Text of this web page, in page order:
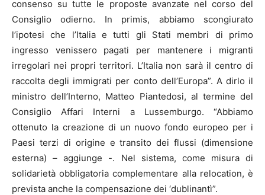
consenso su tutte le proposte avanzate nel corso del
Consiglio odierno. In primis, abbiamo scongiurato
l’ipotesi che l’Italia e tutti gli Stati membri di primo
ingresso venissero pagati per mantenere i migranti
irregolari nei propri territori. L’Italia non sarà il centro di
raccolta degli immigrati per conto dell’Europa”. A dirlo il
ministro dell’Interno, Matteo Piantedosi, al termine del
Consiglio Affari Interni a Lussemburgo. “Abbiamo
ottenuto la creazione di un nuovo fondo europeo per i
Paesi terzi di origine e transito dei flussi (dimensione
esterna) – aggiunge -. Nel sistema, come misura di
solidarietà obbligatoria complementare alla relocation, è
prevista anche la compensazione dei ‘dublinantì”.